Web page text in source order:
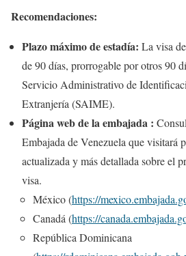
Recomendaciones:
Plazo máximo de estadía: La visa
de 90 días, prorrogable por otros 90
Servicio Administrativo de
Extranjería (SAIME).
Página web de la embajada :
Embajada de Venezuela que visitará
actualizada y más detallada sobre el
visa.
México (https://
Canadá (https://
República Dominicana